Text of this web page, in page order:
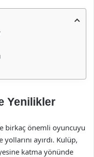
Yenilikler
birkaç önemli oyuncuyu
ayırdı. Kulüp,
katma yönünde